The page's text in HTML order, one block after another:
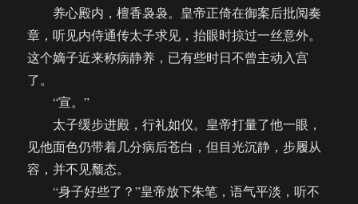
养心殿内，檀香袅袅。皇帝正倚在御案后批阅奏
章，听见内侍通传太子求见，抬眼时掠过一丝意外。
这个嫡子近来称病静养，已有些时日不曾主动入宫
了。
“宣。”
太子缓步进殿，行礼如仪。皇帝打量了他一眼，
见他面色仍带着几分病后苍白，但目光沉静，步履从
容，并不见颓态。
“身子好些了？”皇帝放下朱笔，语气平淡，听不